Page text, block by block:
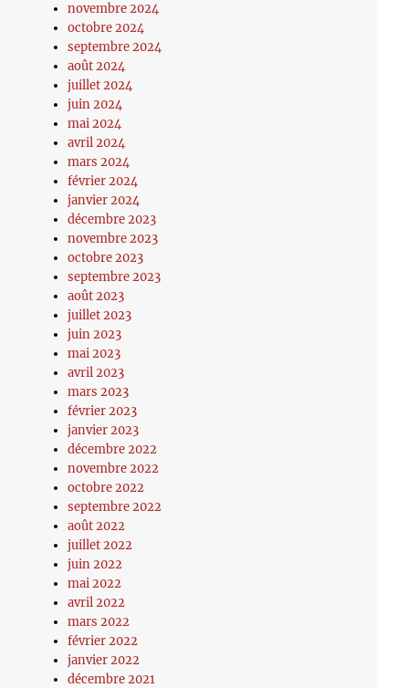
novembre 2024
octobre 2024
septembre 2024
août 2024
juillet 2024
juin 2024
mai 2024
avril 2024
mars 2024
février 2024
janvier 2024
décembre 2023
novembre 2023
octobre 2023
septembre 2023
août 2023
juillet 2023
juin 2023
mai 2023
avril 2023
mars 2023
février 2023
janvier 2023
décembre 2022
novembre 2022
octobre 2022
septembre 2022
août 2022
juillet 2022
juin 2022
mai 2022
avril 2022
mars 2022
février 2022
janvier 2022
décembre 2021